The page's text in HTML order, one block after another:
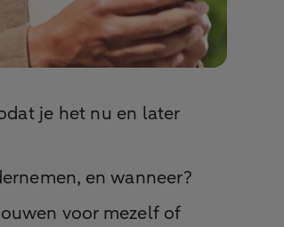
je het nu en later
en wanneer?
voor mezelf of